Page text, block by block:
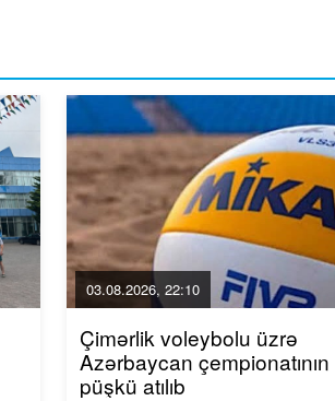
03.08.2026, 22:10
Çimərlik voleybolu üzrə
Azərbaycan çempionatının
püşkü atılıb